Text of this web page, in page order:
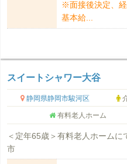
※面接後決定、
基本給...
スイートシャワー大谷
静岡県静岡市駿河区
有料老人ホーム
＜定年65歳＞有料老人ホーム
市